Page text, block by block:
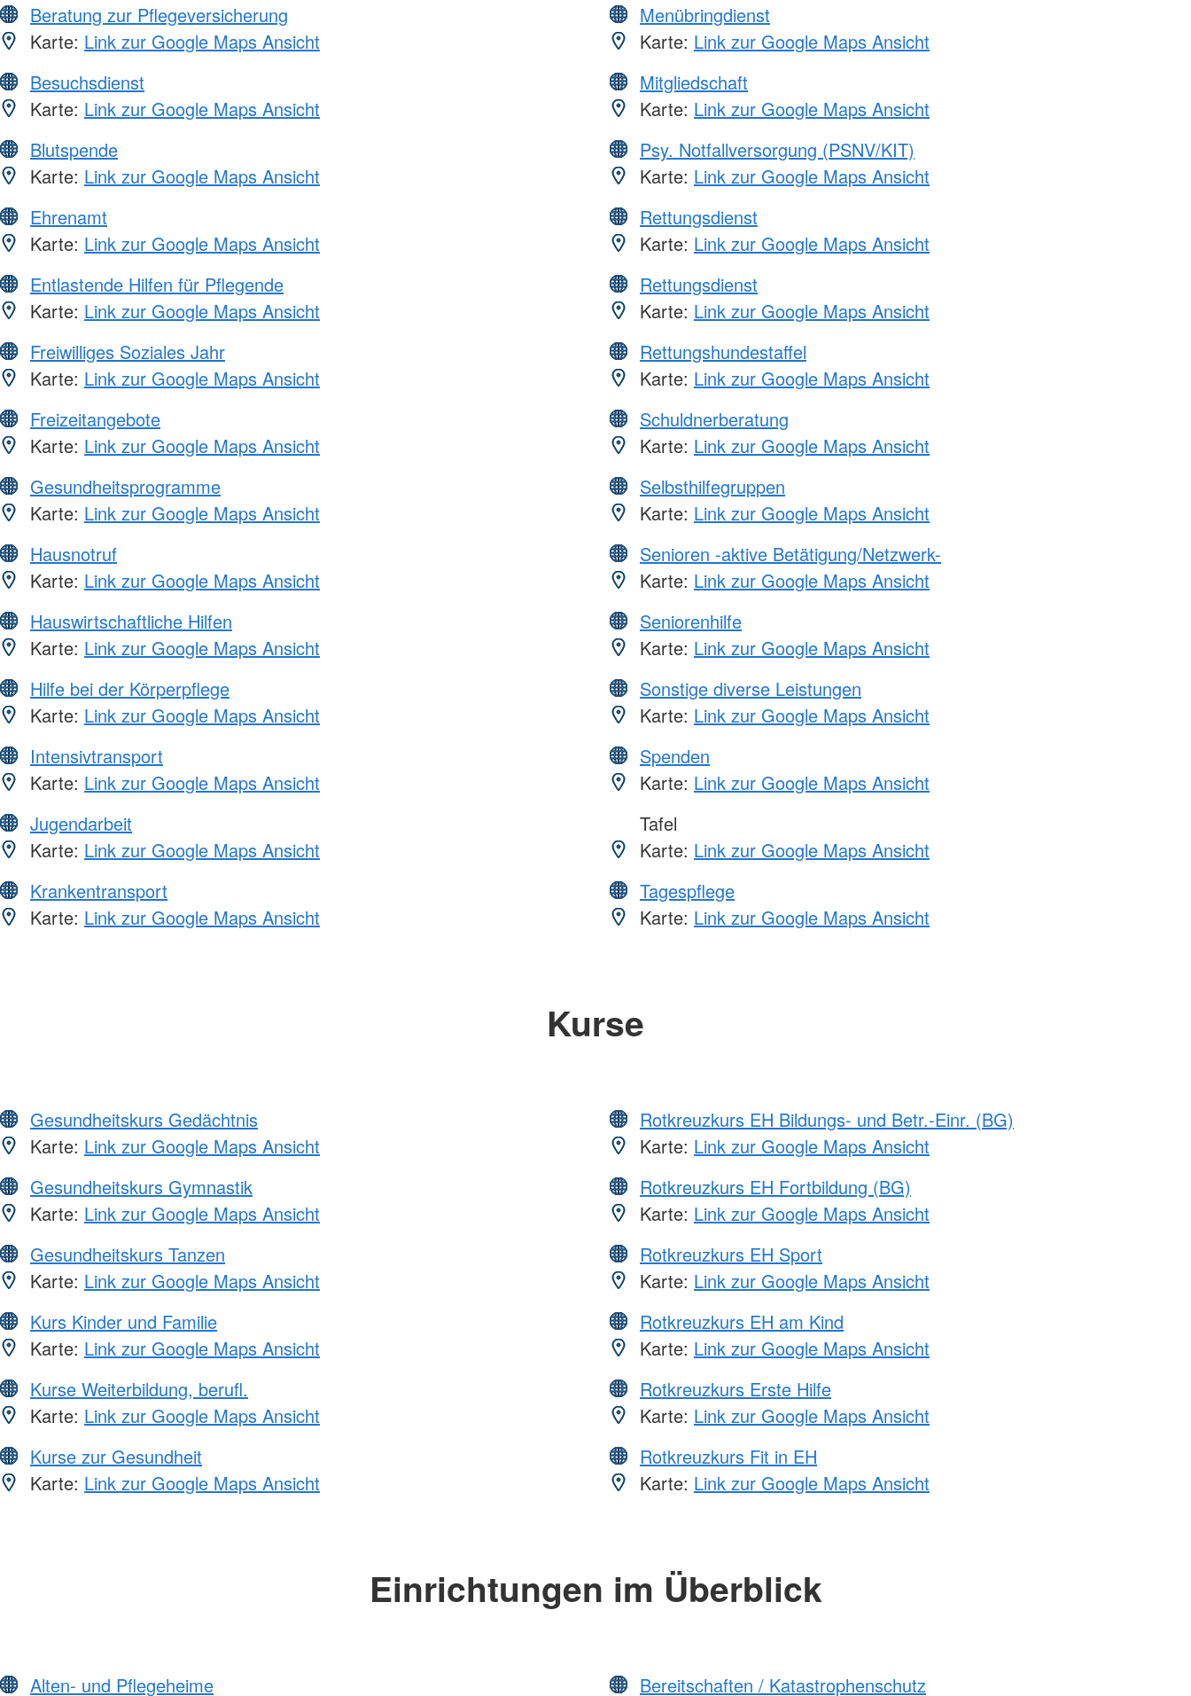
Beratung zur Pflegeversicherung
Karte: Link zur Google Maps Ansicht
Besuchsdienst
Karte: Link zur Google Maps Ansicht
Blutspende
Karte: Link zur Google Maps Ansicht
Ehrenamt
Karte: Link zur Google Maps Ansicht
Entlastende Hilfen für Pflegende
Karte: Link zur Google Maps Ansicht
Freiwilliges Soziales Jahr
Karte: Link zur Google Maps Ansicht
Freizeitangebote
Karte: Link zur Google Maps Ansicht
Gesundheitsprogramme
Karte: Link zur Google Maps Ansicht
Hausnotruf
Karte: Link zur Google Maps Ansicht
Hauswirtschaftliche Hilfen
Karte: Link zur Google Maps Ansicht
Hilfe bei der Körperpflege
Karte: Link zur Google Maps Ansicht
Intensivtransport
Karte: Link zur Google Maps Ansicht
Jugendarbeit
Karte: Link zur Google Maps Ansicht
Krankentransport
Karte: Link zur Google Maps Ansicht
Menübringdienst
Karte: Link zur Google Maps Ansicht
Mitgliedschaft
Karte: Link zur Google Maps Ansicht
Psy. Notfallversorgung (PSNV/KIT)
Karte: Link zur Google Maps Ansicht
Rettungsdienst
Karte: Link zur Google Maps Ansicht
Rettungsdienst
Karte: Link zur Google Maps Ansicht
Rettungshundestaffel
Karte: Link zur Google Maps Ansicht
Schuldnerberatung
Karte: Link zur Google Maps Ansicht
Selbsthilfegruppen
Karte: Link zur Google Maps Ansicht
Senioren -aktive Betätigung/Netzwerk-
Karte: Link zur Google Maps Ansicht
Seniorenhilfe
Karte: Link zur Google Maps Ansicht
Sonstige diverse Leistungen
Karte: Link zur Google Maps Ansicht
Spenden
Karte: Link zur Google Maps Ansicht
Tafel
Karte: Link zur Google Maps Ansicht
Tagespflege
Karte: Link zur Google Maps Ansicht
Kurse
Gesundheitskurs Gedächtnis
Karte: Link zur Google Maps Ansicht
Gesundheitskurs Gymnastik
Karte: Link zur Google Maps Ansicht
Gesundheitskurs Tanzen
Karte: Link zur Google Maps Ansicht
Kurs Kinder und Familie
Karte: Link zur Google Maps Ansicht
Kurse Weiterbildung, berufl.
Karte: Link zur Google Maps Ansicht
Kurse zur Gesundheit
Karte: Link zur Google Maps Ansicht
Rotkreuzkurs EH Bildungs- und Betr.-Einr. (BG)
Karte: Link zur Google Maps Ansicht
Rotkreuzkurs EH Fortbildung (BG)
Karte: Link zur Google Maps Ansicht
Rotkreuzkurs EH Sport
Karte: Link zur Google Maps Ansicht
Rotkreuzkurs EH am Kind
Karte: Link zur Google Maps Ansicht
Rotkreuzkurs Erste Hilfe
Karte: Link zur Google Maps Ansicht
Rotkreuzkurs Fit in EH
Karte: Link zur Google Maps Ansicht
Einrichtungen im Überblick
Alten- und Pflegeheime Bereitschaften / Katastrophenschutz